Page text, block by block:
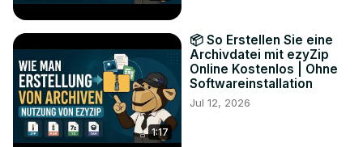
1:17
📦 So Erstellen Sie eine
Archivdatei mit ezyZip
Online Kostenlos | Ohne
Softwareinstallation
Jul 12, 2026